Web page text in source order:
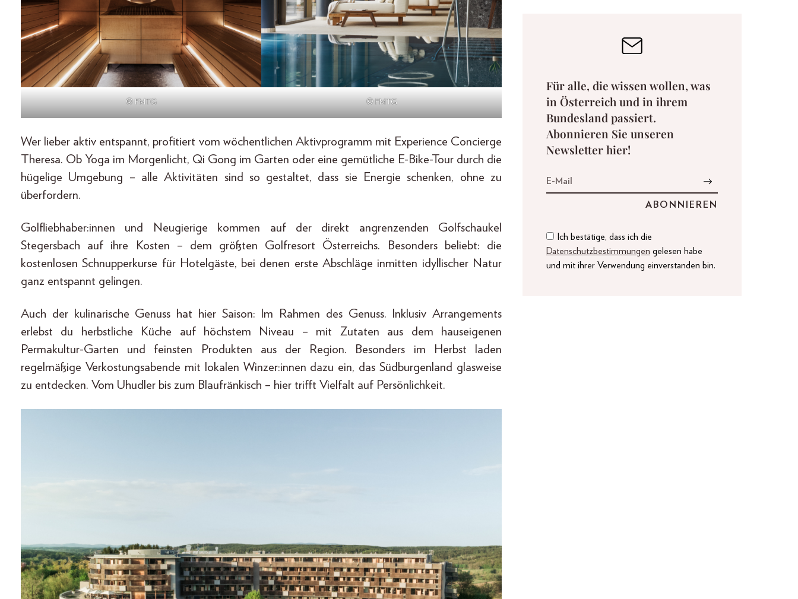
© FMTG © FMTG
Wer lieber aktiv entspannt, profitiert vom wöchentlichen Aktivprogramm mit Experience Concierge
Theresa. Ob Yoga im Morgenlicht, Qi Gong im Garten oder eine gemütliche E-Bike-Tour durch die
hügelige Umgebung – alle Aktivitäten sind so gestaltet, dass sie Energie schenken, ohne zu
überfordern.
Golfliebhaber:innen und Neugierige kommen auf der direkt angrenzenden Golfschaukel
Stegersbach auf ihre Kosten – dem größten Golfresort Österreichs. Besonders beliebt: die
kostenlosen Schnupperkurse für Hotelgäste, bei denen erste Abschläge inmitten idyllischer Natur
ganz entspannt gelingen.
Auch der kulinarische Genuss hat hier Saison: Im Rahmen des Genuss. Inklusiv Arrangements
erlebst du herbstliche Küche auf höchstem Niveau – mit Zutaten aus dem hauseigenen
Permakultur-Garten und feinsten Produkten aus der Region. Besonders im Herbst laden
regelmäßige Verkostungsabende mit lokalen Winzer:innen dazu ein, das Südburgenland glasweise
zu entdecken. Vom Uhudler bis zum Blaufränkisch – hier trifft Vielfalt auf Persönlichkeit.
Für alle, die wissen wollen, was
in Österreich und in ihrem
Bundesland passiert.
Abonnieren Sie unseren
Newsletter hier!
Ich bestätige, dass ich die
Datenschutzbestimmungen gelesen habe
und mit ihrer Verwendung einverstanden bin.